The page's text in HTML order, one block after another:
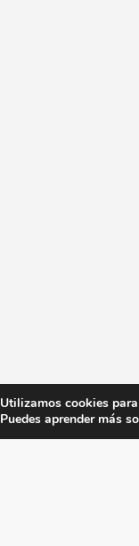
Utilizamos cookies
Puedes aprender más